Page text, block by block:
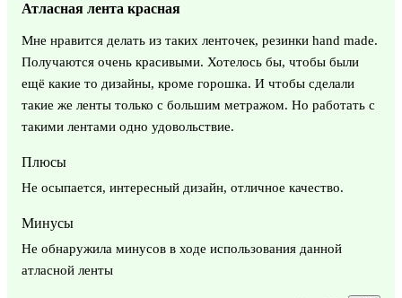
Атласная лента красная
Мне нравится делать из таких ленточек, резинки hand made.
Получаются очень красивыми. Хотелось бы, чтобы были
ещё какие то дизайны, кроме горошка. И чтобы сделали
такие же ленты только с большим метражом. Но работать с
такими лентами одно удовольствие.
Плюсы
Не осыпается, интересный дизайн, отличное качество.
Минусы
Не обнаружила минусов в ходе использования данной
атласной ленты